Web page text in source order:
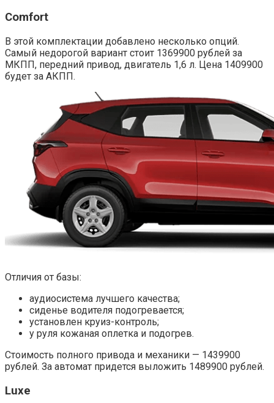
Comfort
В этой комплектации добавлено несколько опций.
Самый недорогой вариант стоит 1369900 рублей за
МКПП, передний привод, двигатель 1,6 л. Цена 1409900
будет за АКПП.
Отличия от базы:
аудиосистема лучшего качества;
сиденье водителя подогревается;
установлен круиз-контроль;
у руля кожаная оплетка и подогрев.
Стоимость полного привода и механики — 1439900
рублей. За автомат придется выложить 1489900 рублей.
Luxe